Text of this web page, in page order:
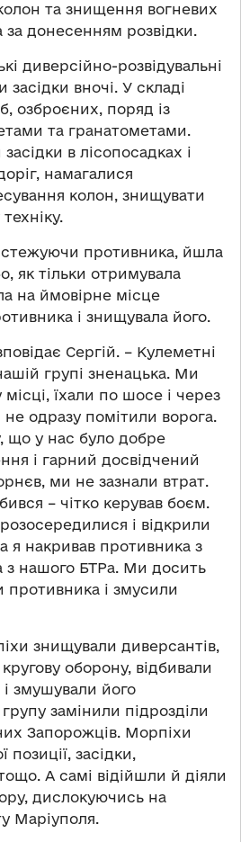
та знищення вогневих
за донесенням розвідки.
диверсійно-розвідувальні
вночі. У складі
озброєних, поряд із
та гранатометами.
в лісопосадках і
намагалися
колон, знищувати
противника, йшла
як тільки отримувала
на ймовірне місце
і знищувала його.
Сергій. – Кулеметні
групі зненацька. Ми
їхали по шосе і через
не одразу помітили ворога.
що у нас було добре
і гарний досвідчений
ми не зазнали втрат.
– чітко керував боєм.
і відкрили
я накривав противника з
з нашого БТРа. Ми досить
і змусили
знищували диверсантів,
оборону, відбивали
змушували його
замінили підрозділи
Запорожців. Морпіхи
позиції, засідки,
А самі відійшли й діяли
дислокуючись на
Маріуполя.